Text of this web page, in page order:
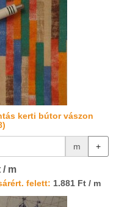
kerti bútor vászon
m +
/ m
felett: 1.881 Ft / m